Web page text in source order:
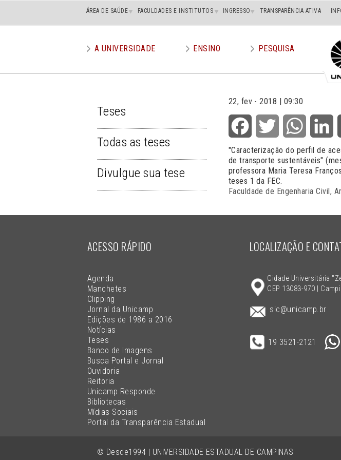
Main
superior
ÁREA DE SAÚDE FACULDADES E INSTITUTOS INGRESSO TRANSPARÊNCIA ATIVA
menu
A UNIVERSIDADE ENSINO PESQUISA
TESES
Teses
Todas as teses
Divulgue sua tese
22, fev - 2018 | 09:30
Facebook Twitter WhatsApp
"Caracterização do perfil de
de transporte sustentáveis"
professora Maria Teresa
teses 1 da FEC.
Faculdade de Engenharia Civil,
© Desde1994 | UNIVERSIDADE ESTADUAL DE CAMPINAS
ACESSO RÁPIDO
Agenda
Manchetes
Clipping
Jornal da Unicamp
Edições de 1986 a 2016
Notícias
Teses
Banco de Imagens
Busca Portal e Jornal
Ouvidoria
Reitoria
Unicamp Responde
Bibliotecas
Mídias Sociais
Portal da Transparência Estadual
LOCALIZAÇÃO E
Cidade Universitária
CEP 13083-970 |
sic@unicamp.br
19 3521-2121